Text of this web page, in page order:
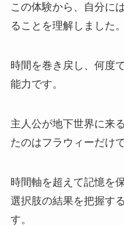
この体験から、自分に
ることを理解しました。
時間を巻き戻し、何度
能力です。
主人公が地下世界に来
たのはフラウィーだけで
時間軸を超えて記憶を
選択肢の結果を把握す
す。